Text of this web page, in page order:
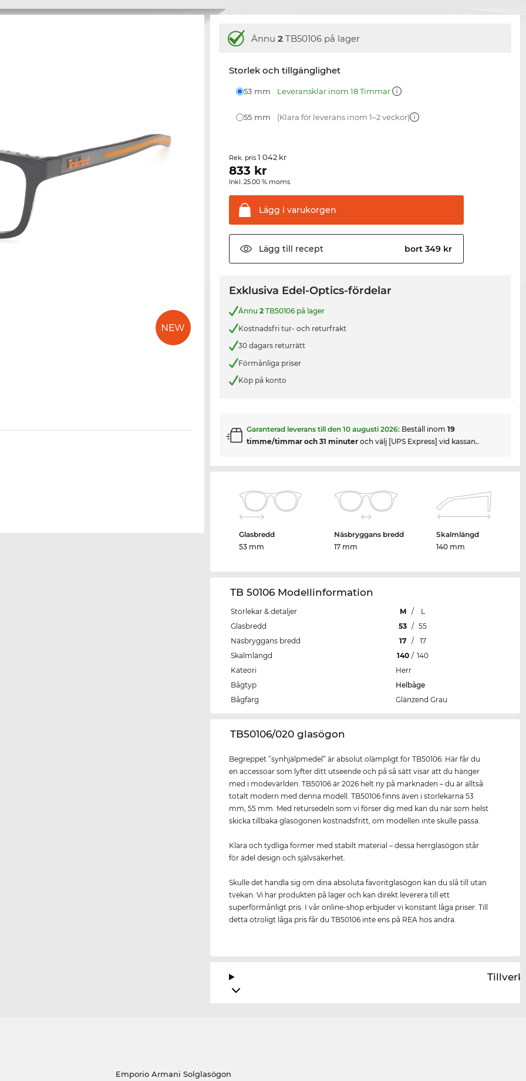
Ännu2 TB50106 på lager
Storlek och tillgänglighet
53 mm Leveransklar inom 18 Timmar
55 mm (Klara för leverans inom 1–2 veckor)
Rek. pris1 042 kr
833 kr
Inkl. 25.00 % moms
Lägg i varukorgen
Lägg till recept bort 349 kr
Exklusiva Edel-Optics-fördelar
Ännu2 TB50106 på lager
Kostnadsfri tur- och returfrakt
30 dagars returrätt
Förmånliga priser
Köp på konto
Garanterad leverans till den10 augusti 2026: Beställ inom19
timme/timmar och 31 minuter och välj [UPS Express] vid kassan..
Glasbredd
53 mm
Näsbryggans bredd
17 mm
Skalmlängd
140 mm
TB 50106 Modellinformation
Storlekar & detaljer M /
L
Glasbredd
53 / 55
Näsbryggans bredd
17 /
17
Skalmlängd
140 / 140
Kateori
Herr
Bågtyp
Helbåge
Bågfärg
Glänzend Grau
‌TB50106/020 glasögon
Begreppet ”synhjälpmedel” är absolut olämpligt för TB50106. Här får du
en accessoar som lyfter ditt utseende och på så sätt visar att du hänger
med i modevärlden. TB50106 är 2026 helt ny på marknaden – du är alltså
totalt modern med denna modell. TB50106 finns även i storlekarna 53
mm, 55 mm. Med retursedeln som vi förser dig med kan du när som helst
skicka tillbaka glasögonen kostnadsfritt, om modellen inte skulle passa.
Klara och tydliga former med stabilt material – dessa herrglasögon står
för ädel design och självsäkerhet.
Skulle det handla sig om dina absoluta favoritglasögon kan du slå till utan
tvekan. Vi har produkten på lager och kan direkt leverera till ett
superförmånligt pris. I vår online-shop erbjuder vi konstant låga priser. Till
detta otroligt låga pris får du TB50106 inte ens på REA hos andra.
Emporio Armani Solglasögon